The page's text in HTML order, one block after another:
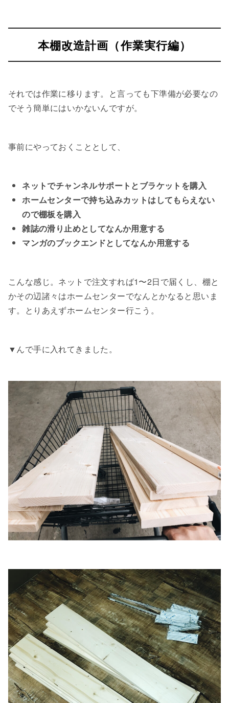
本棚改造計画（作業実行編）
それでは作業に移ります。と言っても下準備が必要なの
でそう簡単にはいかないんですが。
事前にやっておくこととして、
ネットでチャンネルサポートとブラケットを購入
ホームセンターで持ち込みカットはしてもらえない
ので棚板を購入
雑誌の滑り止めとしてなんか用意する
マンガのブックエンドとしてなんか用意する
こんな感じ。ネットで注文すれば1〜2日で届くし、棚と
かその辺諸々はホームセンターでなんとかなると思いま
す。とりあえずホームセンター行こう。
▼んで手に入れてきました。